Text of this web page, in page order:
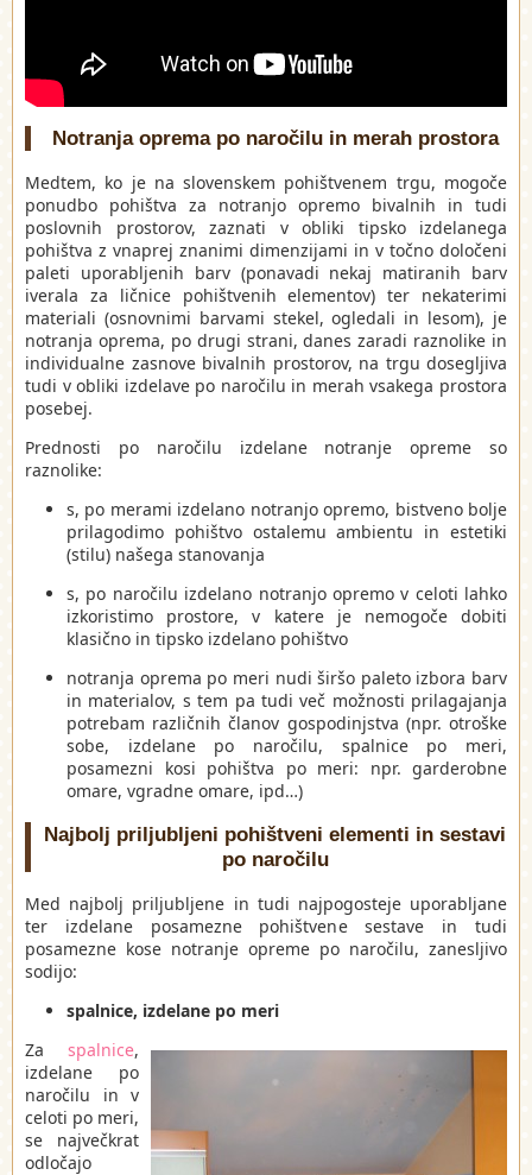
Notranja oprema po naročilu in merah prostora
Medtem, ko je na slovenskem pohištvenem trgu, mogoče
ponudbo pohištva za notranjo opremo bivalnih in tudi
poslovnih prostorov, zaznati v obliki tipsko izdelanega
pohištva z vnaprej znanimi dimenzijami in v točno določeni
paleti uporabljenih barv (ponavadi nekaj matiranih barv
iverala za ličnice pohištvenih elementov) ter nekaterimi
materiali (osnovnimi barvami stekel, ogledali in lesom), je
notranja oprema, po drugi strani, danes zaradi raznolike in
individualne zasnove bivalnih prostorov, na trgu dosegljiva
tudi v obliki izdelave po naročilu in merah vsakega prostora
posebej.
Prednosti po naročilu izdelane notranje opreme so
raznolike:
s, po merami izdelano notranjo opremo, bistveno bolje
prilagodimo pohištvo ostalemu ambientu in estetiki
(stilu) našega stanovanja
s, po naročilu izdelano notranjo opremo v celoti lahko
izkoristimo prostore, v katere je nemogoče dobiti
klasično in tipsko izdelano pohištvo
notranja oprema po meri nudi širšo paleto izbora barv
in materialov, s tem pa tudi več možnosti prilagajanja
potrebam različnih članov gospodinjstva (npr. otroške
sobe, izdelane po naročilu, spalnice po meri,
posamezni kosi pohištva po meri: npr. garderobne
omare, vgradne omare, ipd…)
Najbolj priljubljeni pohištveni elementi in sestavi
po naročilu
Med najbolj priljubljene in tudi najpogosteje uporabljane
ter izdelane posamezne pohištvene sestave in tudi
posamezne kose notranje opreme po naročilu, zanesljivo
sodijo:
spalnice, izdelane po meri
Za spalnice,
izdelane po
naročilu in v
celoti po meri,
se največkrat
odločajo